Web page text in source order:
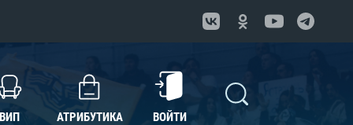
ВИП АТРИБУТИКА ВОЙТИ